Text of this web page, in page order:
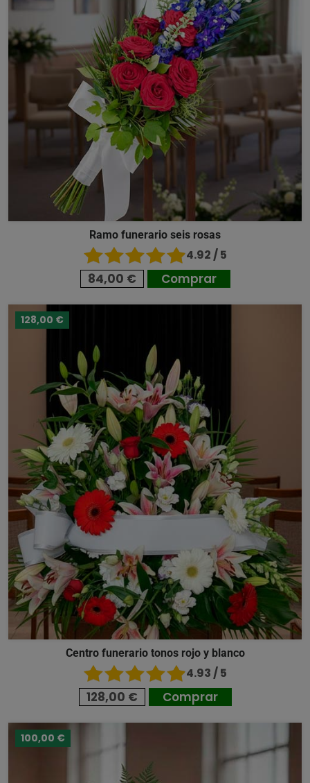
Ramo funerario seis rosas
4.92 / 5
84,00 € Comprar
128,00 €
Centro funerario tonos rojo y blanco
4.93 / 5
128,00 € Comprar
100,00 €